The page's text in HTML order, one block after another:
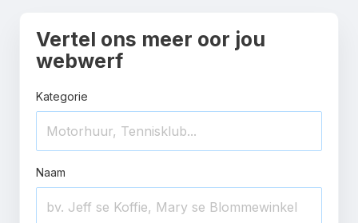
Vertel ons meer oor jou
webwerf
Kategorie
Naam